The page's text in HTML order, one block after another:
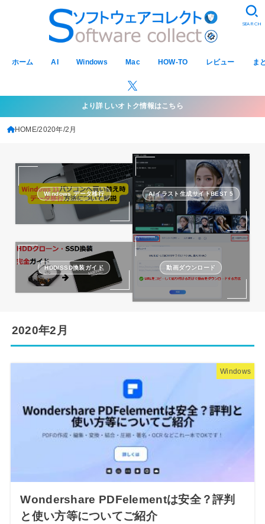
ホーム AI Windows Mac HOW-TO レビュー ま
SEARCH
より詳しいオトク情報はこちら
HOME 2020年 2月
Windows データ移行 AIイラスト生成サイトBEST 5
HDD/SSD換装ガイド 動画ダウンロード
2020年2月
Windows
Wondershare PDFelementは安全？評判
と使い方等についてご紹介